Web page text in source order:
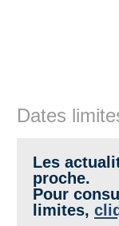
Dates
Les
proche.
Pour
limites,